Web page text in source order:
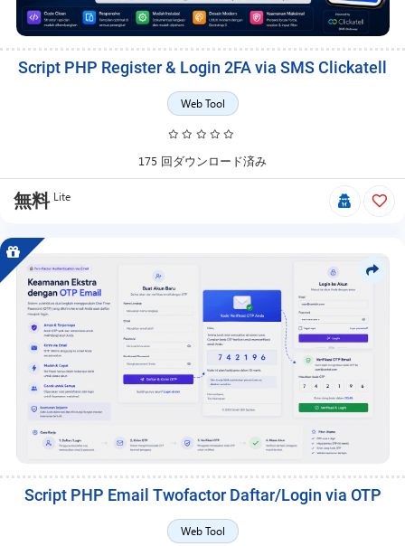
Script PHP Register & Login 2FA via SMS Clickatell
Web Tool
175 回ダウンロード済み
無料 Lite
Script PHP Email Twofactor Daftar/Login via OTP
Web Tool